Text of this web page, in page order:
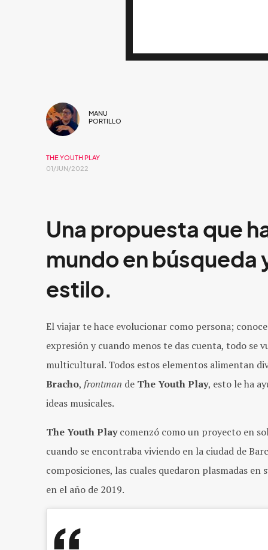
MANU
PORTILLO
THE YOUTH PLAY
01/JUN/2022
Una propuesta que
mundo en búsqueda
estilo.
El viajar te hace evolucionar como persona;
expresión y cuando menos te das cuenta, todo
multicultural. Todos estos elementos alimentan
Bracho, frontman de The Youth Play, esto le ha
ideas musicales.
The Youth Playcomenzó como un proyecto en
cuando se encontraba viviendo en la ciudad de
composiciones, las cuales quedaron plasmadas en
en el año de 2019.